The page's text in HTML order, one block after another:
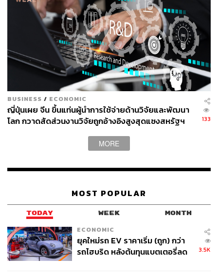
BUSINESS / ECONOMIC
ญี่ปุ่นเผย จีน ขึ้นแท่นผู้นำการใช้จ่ายด้านวิจัยและพัฒนา
โลก กวาดสัดส่วนงานวิจัยถูกอ้างอิงสูงสุดแซงสหรัฐฯ
133
MORE
MOST POPULAR
TODAY WEEK MONTH
ECONOMIC
ยุคใหม่รถ EV ราคาเริ่ม (ถูก) กว่า
รถไฮบริด หลังต้นทุนแบตเตอรี่ลด
3.5K